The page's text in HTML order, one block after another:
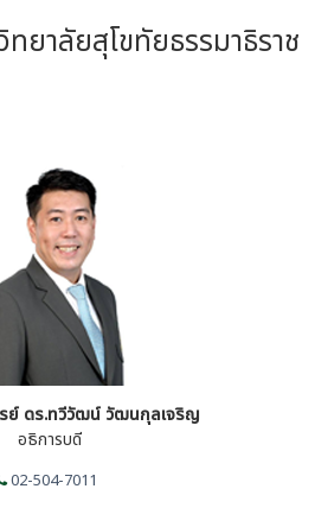
ยาลัยสุโขทัยธรรมาธิราช
รย์ ดร.ทวีวัฒน์ วัฒนกุลเจริญ
อธิการบดี
02-504-7011